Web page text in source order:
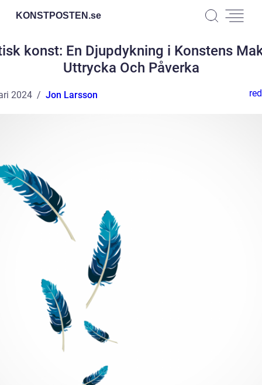
KONSTPOSTEN.se
konst: En Djupdykning i Konstens
Uttrycka Och Påverka
2024 Jon Larsson